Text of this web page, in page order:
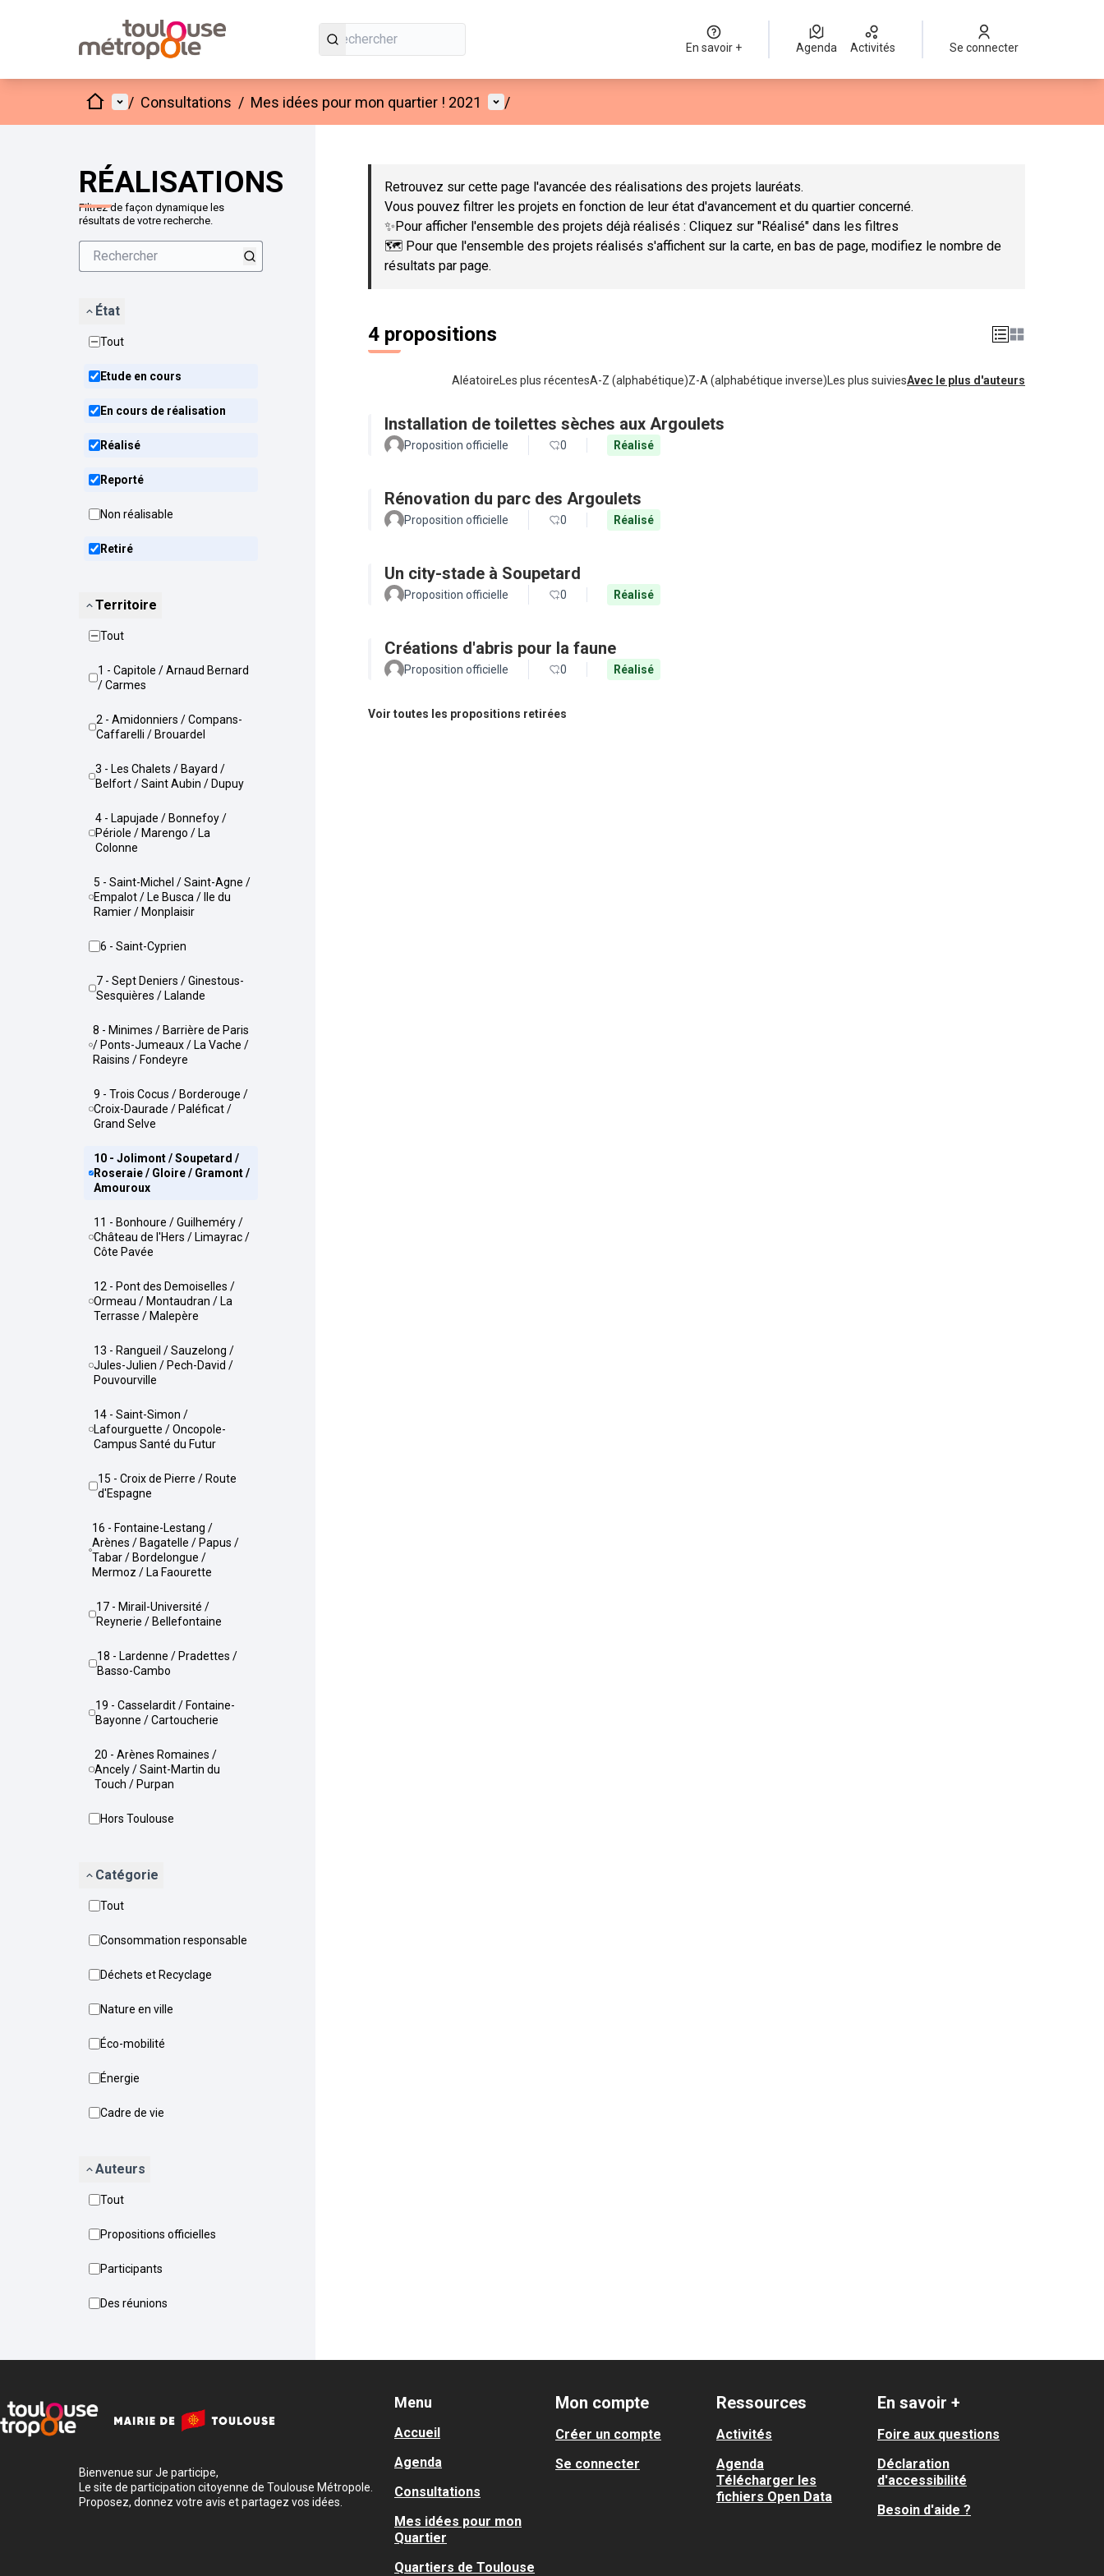
En savoir + Agenda Activités Se connecter
AccueilMenu principal
/ Consultations / Mes idées pour mon quartier ! 2021 Menu utilisateur
/
RÉALISATIONS
Filtrez de façon dynamique les
résultats de votre recherche.
État
Tout
Etude en cours
En cours de réalisation
Réalisé
Reporté
Non réalisable
Retiré
Territoire
Tout
1 - Capitole / Arnaud Bernard
/ Carmes
2 - Amidonniers / Compans-
Caffarelli / Brouardel
3 - Les Chalets / Bayard /
Belfort / Saint Aubin / Dupuy
4 - Lapujade / Bonnefoy /
Périole / Marengo / La
Colonne
5 - Saint-Michel / Saint-Agne /
Empalot / Le Busca / Ile du
Ramier / Monplaisir
6 - Saint-Cyprien
7 - Sept Deniers / Ginestous-
Sesquières / Lalande
8 - Minimes / Barrière de Paris
/ Ponts-Jumeaux / La Vache /
Raisins / Fondeyre
9 - Trois Cocus / Borderouge /
Croix-Daurade / Paléficat /
Grand Selve
10 - Jolimont / Soupetard /
Roseraie / Gloire / Gramont /
Amouroux
11 - Bonhoure / Guilheméry /
Château de l'Hers / Limayrac /
Côte Pavée
12 - Pont des Demoiselles /
Ormeau / Montaudran / La
Terrasse / Malepère
13 - Rangueil / Sauzelong /
Jules-Julien / Pech-David /
Pouvourville
14 - Saint-Simon /
Lafourguette / Oncopole-
Campus Santé du Futur
15 - Croix de Pierre / Route
d'Espagne
16 - Fontaine-Lestang /
Arènes / Bagatelle / Papus /
Tabar / Bordelongue /
Mermoz / La Faourette
17 - Mirail-Université /
Reynerie / Bellefontaine
18 - Lardenne / Pradettes /
Basso-Cambo
19 - Casselardit / Fontaine-
Bayonne / Cartoucherie
20 - Arènes Romaines /
Ancely / Saint-Martin du
Touch / Purpan
Hors Toulouse
Catégorie
Tout
Consommation responsable
Déchets et Recyclage
Nature en ville
Éco-mobilité
Énergie
Cadre de vie
Auteurs
Tout
Propositions officielles
Participants
Des réunions
Passer la carte
Retrouvez sur cette page l'avancée des réalisations des projets lauréats.
Vous pouvez filtrer les projets en fonction de leur état d'avancement et du quartier concerné.
✨Pour afficher l'ensemble des projets déjà réalisés : Cliquez sur "Réalisé" dans les filtres
🗺️ Pour que l'ensemble des projets réalisés s'affichent sur la carte, en bas de page, modifiez le nombre de
résultats par page.
4 propositions
Aléatoire Les plus récentesA-Z (alphabétique)Z-A (alphabétique inverse) Les plus suiviesAvec le plus d'auteurs
Installation de toilettes sèches aux Argoulets
Proposition officielle 0 Réalisé
Rénovation du parc des Argoulets
Proposition officielle 0 Réalisé
Un city-stade à Soupetard
Proposition officielle 0 Réalisé
Créations d'abris pour la faune
Proposition officielle 0 Réalisé
Voir toutes les propositions retirées
Bienvenue sur Je participe,
Le site de participation citoyenne de Toulouse Métropole.
Proposez, donnez votre avis et partagez vos idées.
Menu
Accueil
Agenda
Consultations
Mes idées pour mon
Quartier
Quartiers de Toulouse
Mon compte
Créer un compte
Se connecter
Ressources
Activités
Agenda
Télécharger les
fichiers Open Data
En savoir +
Foire aux questions
Déclaration
d'accessibilité
Besoin d'aide ?